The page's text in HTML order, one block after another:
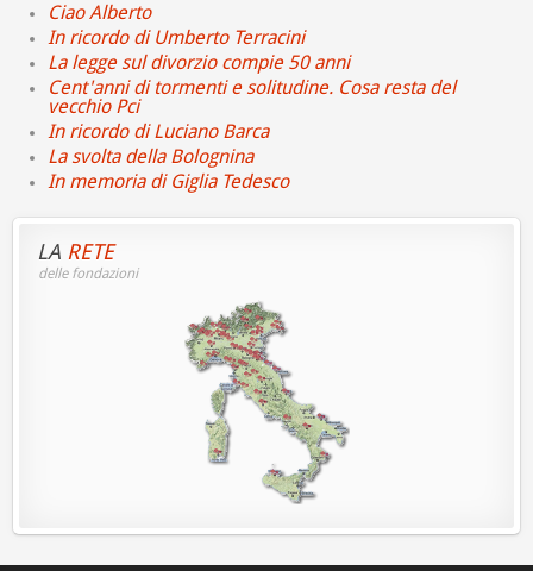
Ciao Alberto
In ricordo di Umberto Terracini
La legge sul divorzio compie 50 anni
Cent'anni di tormenti e solitudine. Cosa resta del
vecchio Pci
In ricordo di Luciano Barca
La svolta della Bolognina
In memoria di Giglia Tedesco
LA RETE
delle fondazioni